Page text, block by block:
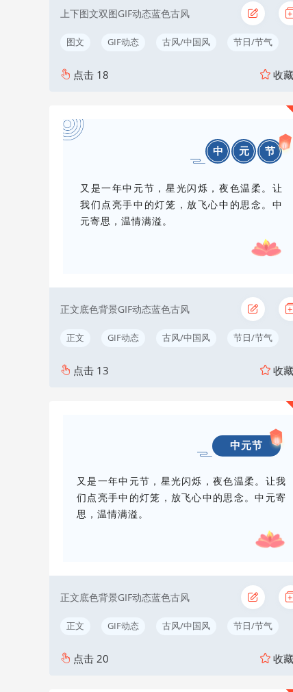
上下图文双图GIF动态蓝色古风
图文 GIF动态 古风/中国风 节日/节气
点击 18 收藏
中 元 节
又是一年中元节，星光闪烁，夜色温柔。让
我们点亮手中的灯笼，放飞心中的思念。中
元寄思，温情满溢。
正文底色背景GIF动态蓝色古风
正文 GIF动态 古风/中国风 节日/节气
点击 13 收藏
中元节
又是一年中元节，星光闪烁，夜色温柔。让我
们点亮手中的灯笼，放飞心中的思念。中元寄
思，温情满溢。
正文底色背景GIF动态蓝色古风
正文 GIF动态 古风/中国风 节日/节气
点击 20 收藏